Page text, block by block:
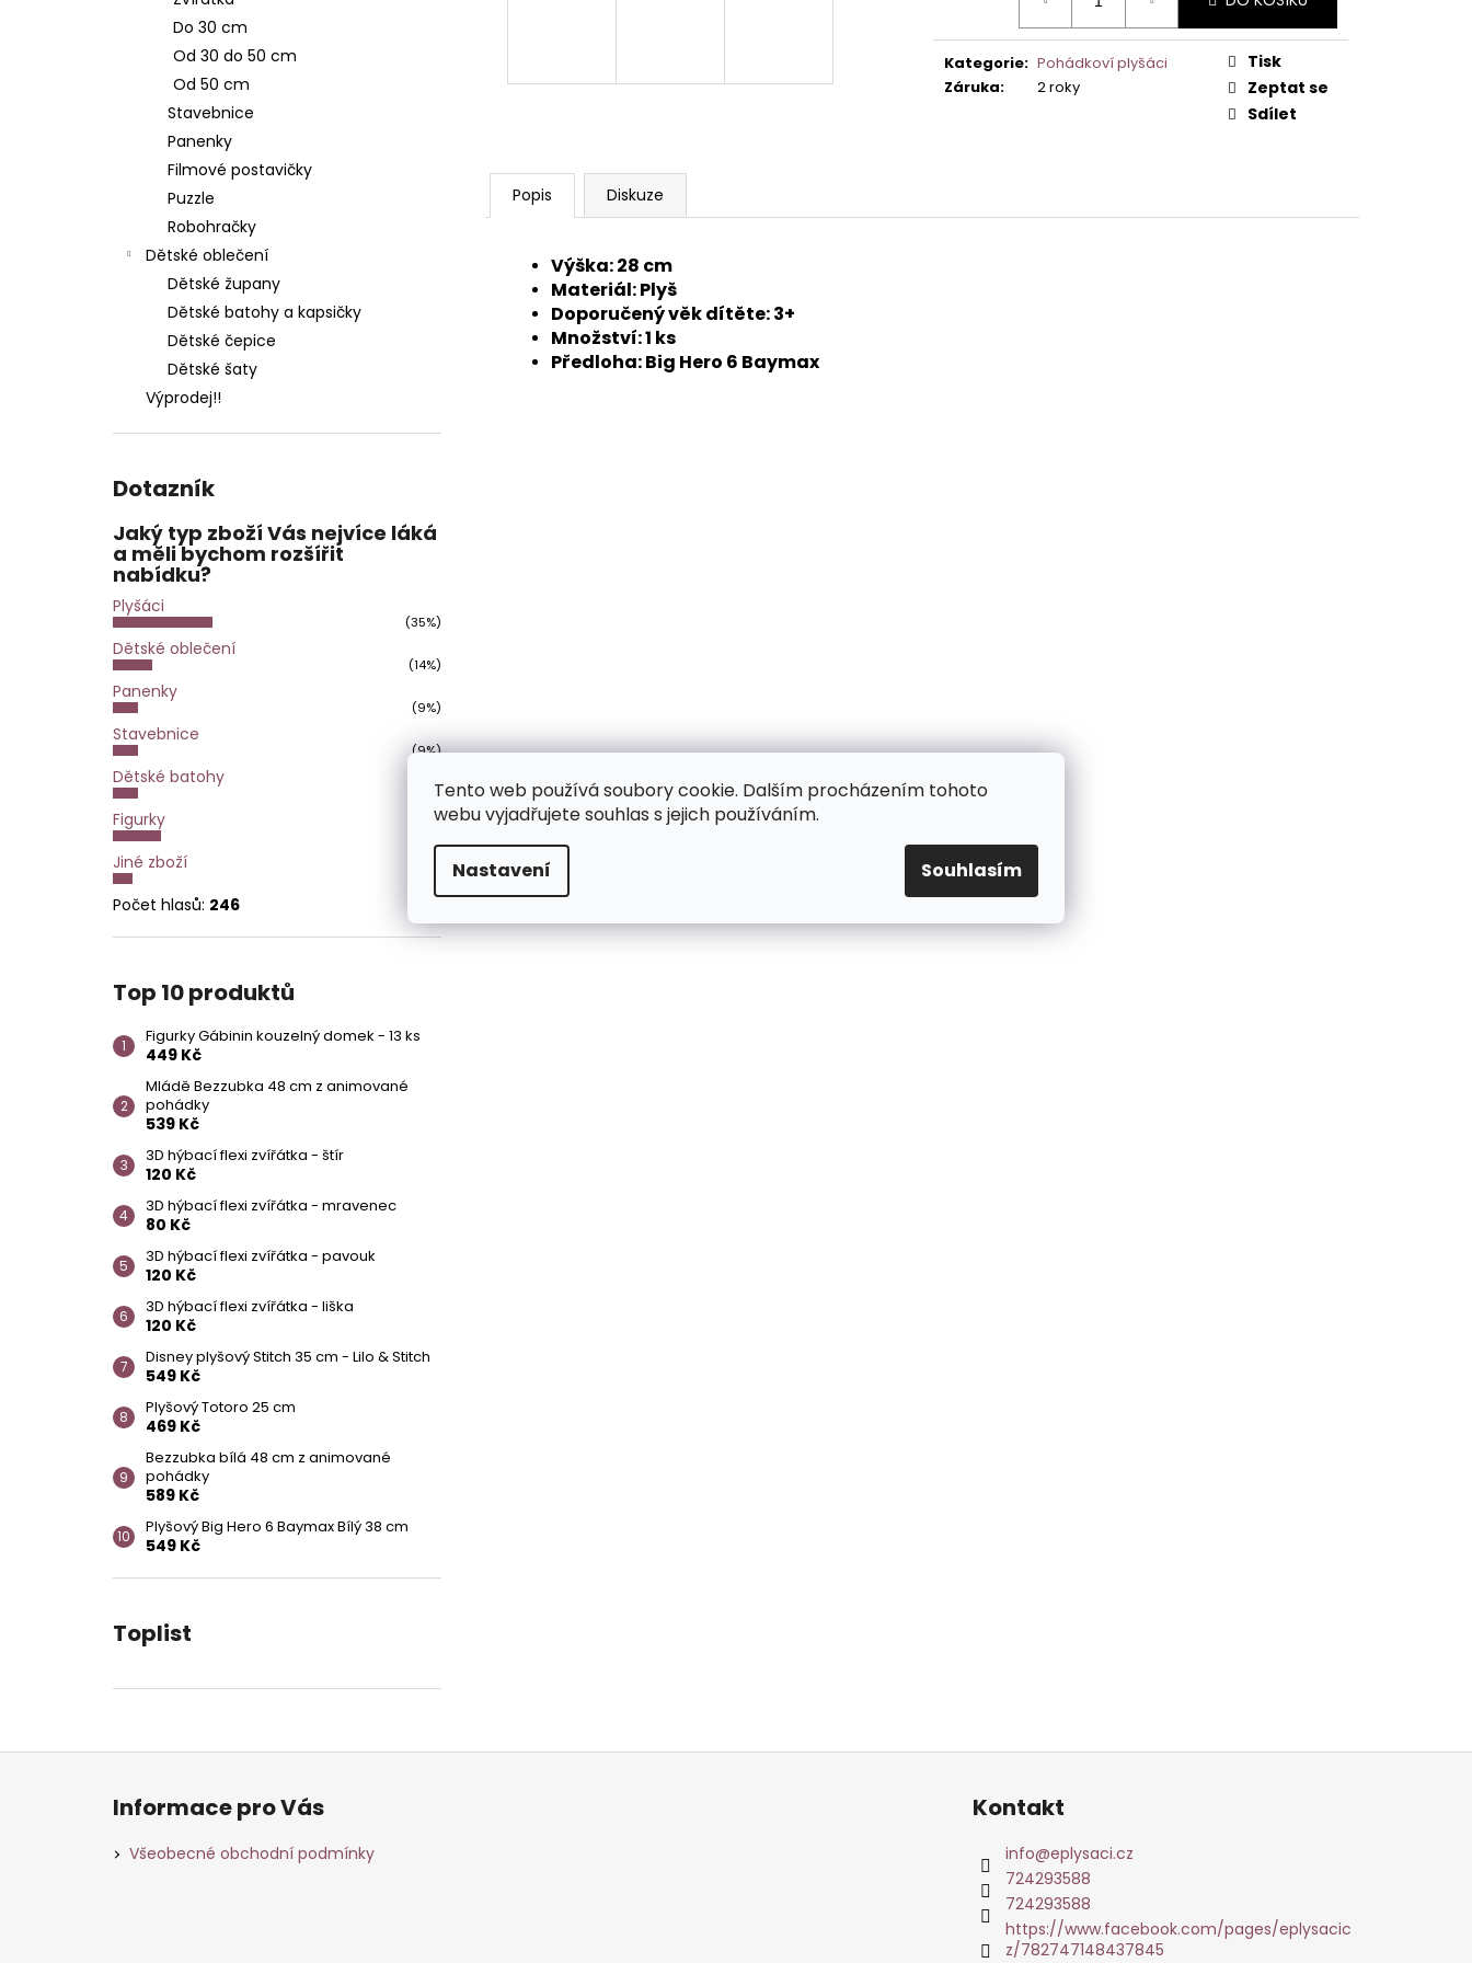
Tento web používá soubory cookie. Dalším procházením tohoto
webu vyjadřujete souhlas s jejich používáním.
Nastavení Souhlasím
Do 30 cm
Od 30 do 50 cm
Od 50 cm
Stavebnice
Panenky
Filmové postavičky
Puzzle
Robohračky
Dětské oblečení
Dětské župany
Dětské batohy a kapsičky
Dětské čepice
Dětské šaty
Výprodej!!
Dotazník
Jaký typ zboží Vás nejvíce láká
a měli bychom rozšířit
nabídku?
Plyšáci
(35%)
Dětské oblečení
(14%)
Panenky
(9%)
Stavebnice
(9%)
Dětské batohy
(9%)
Figurky
Jiné zboží
Počet hlasů: 246
Top 10 produktů
Figurky Gábinin kouzelný domek - 13 ks
449 Kč
Mládě Bezzubka 48 cm z animované
pohádky
539 Kč
3D hýbací flexi zvířátka - štír
120 Kč
3D hýbací flexi zvířátka - mravenec
80 Kč
3D hýbací flexi zvířátka - pavouk
120 Kč
3D hýbací flexi zvířátka - liška
120 Kč
Disney plyšový Stitch 35 cm - Lilo & Stitch
549 Kč
Plyšový Totoro 25 cm
469 Kč
Bezzubka bílá 48 cm z animované
pohádky
589 Kč
Plyšový Big Hero 6 Baymax Bílý 38 cm
549 Kč
Toplist
Kategorie: Pohádkoví plyšáci
Záruka: 2 roky
Tisk
Zeptat se
Sdílet
Popis Diskuze
Výška: 28 cm
Materiál: Plyš
Doporučený věk dítěte: 3+
Množství: 1 ks
Předloha: Big Hero 6 Baymax
Z
Informace pro Vás
Všeobecné obchodní podmínky
Kontakt
info@eplysaci.cz
724293588
724293588
https://www.facebook.com/pages/eplysacic
z/782747148437845